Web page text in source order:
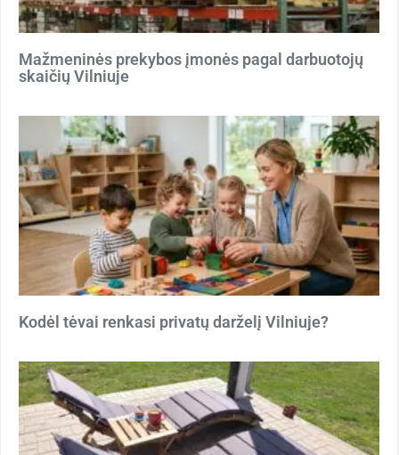
Mažmeninės prekybos įmonės pagal darbuotojų
skaičių Vilniuje
Kodėl tėvai renkasi privatų darželį Vilniuje?